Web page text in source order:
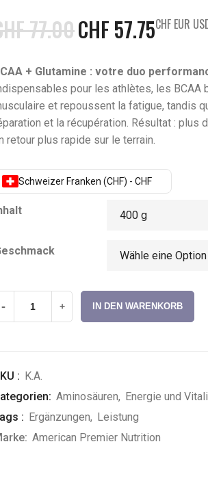
77.00CHF 57.75CHF EUR
+ Glutamine : votre duo
pour les athlètes, les BCAA
et repoussent la fatigue, tandis
et la récupération. Résultat : plus
retour plus rapide sur le terrain.
Schweizer Franken (CHF) - CHF
- + IN DEN WARENKORB
: K.A.
Aminosäuren, Energie und
: Ergänzungen, Leistung
American Premier Nutrition